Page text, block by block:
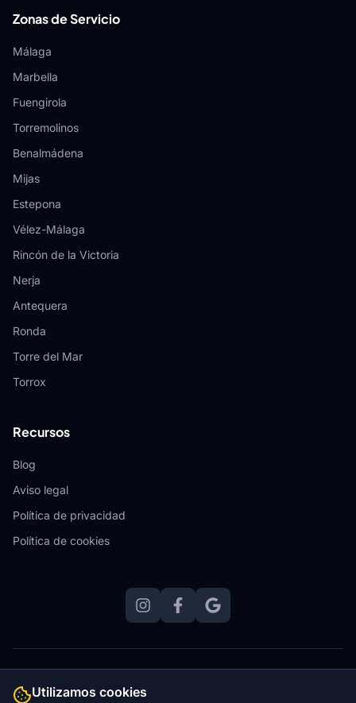
Zonas de Servicio
Málaga
Marbella
Fuengirola
Torremolinos
Benalmádena
Mijas
Estepona
Vélez-Málaga
Rincón de la Victoria
Nerja
Antequera
Ronda
Torre del Mar
Torrox
Recursos
Blog
Aviso legal
Política de privacidad
Política de cookies
Utilizamos cookies